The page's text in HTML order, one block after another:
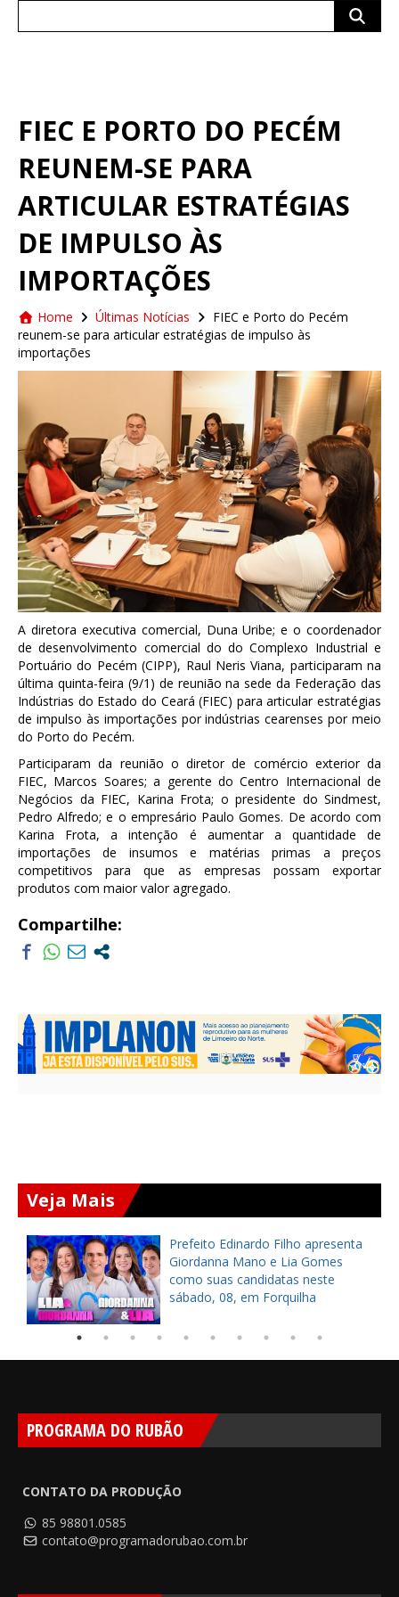
FIEC E PORTO DO PECÉM
REUNEM-SE PARA
ARTICULAR ESTRATÉGIAS
DE IMPULSO ÀS
IMPORTAÇÕES
Home Últimas Notícias
FIEC e Porto do Pecém
reunem-se para articular estratégias de impulso às
importações
A diretora executiva comercial, Duna Uribe; e o coordenador
de desenvolvimento comercial do do Complexo Industrial e
Portuário do Pecém (CIPP), Raul Neris Viana, participaram na
última quinta-feira (9/1) de reunião na sede da Federação das
Indústrias do Estado do Ceará (FIEC) para articular estratégias
de impulso às importações por indústrias cearenses por meio
do Porto do Pecém.
Participaram da reunião o diretor de comércio exterior da
FIEC, Marcos Soares; a gerente do Centro Internacional de
Negócios da FIEC, Karina Frota; o presidente do Sindmest,
Pedro Alfredo; e o empresário Paulo Gomes. De acordo com
Karina Frota, a intenção é aumentar a quantidade de
importações de insumos e matérias primas a preços
competitivos para que as empresas possam exportar
produtos com maior valor agregado.
Compartilhe:
Veja Mais
Prefeito Edinardo Filho apresenta
Giordanna Mano e Lia Gomes
como suas candidatas neste
sábado, 08, em Forquilha
PROGRAMA DO RUBÃO
CONTATO DA PRODUÇÃO
85 98801.0585
contato@programadorubao.com.br